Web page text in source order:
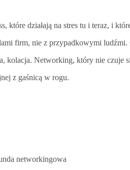
które działają na stres tu i teraz, i
firm, nie z przypadkowymi
kolacja. Networking, który nie czuje
z gaśnicą w rogu.
networkingowa